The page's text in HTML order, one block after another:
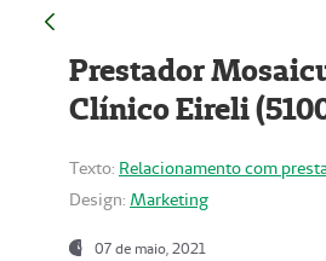
Prestador
Clínico Eireli
Texto: Relacionamento com
Design: Marketing
07 de maio, 2021